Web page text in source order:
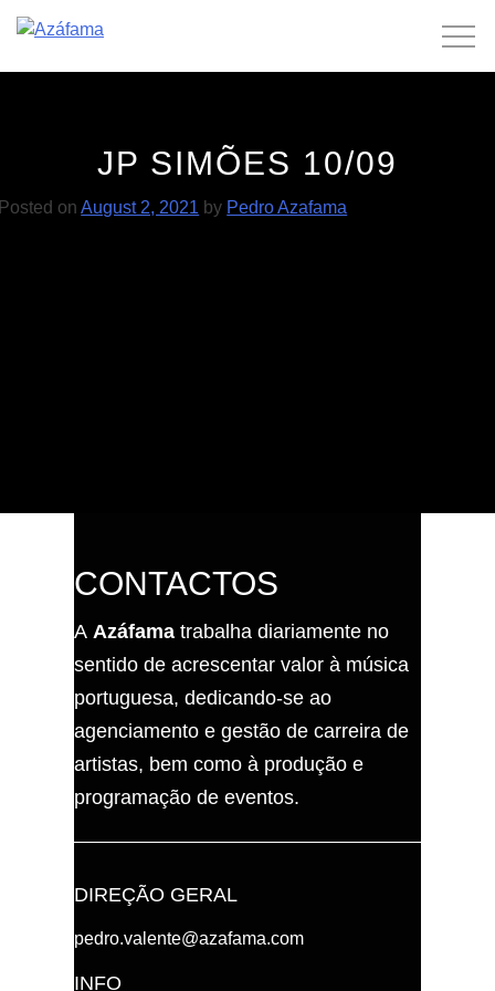
JP SIMÕES 10/09
onAugust 2, 2021 by Pedro Azafama
CONTACTOS
A Azáfama trabalha diariamente no
sentido de acrescentar valor à música
portuguesa, dedicando-se ao
agenciamento e gestão de carreira de
artistas, bem como à produção e
programação de eventos.
DIREÇÃO GERAL
pedro.valente@azafama.com
INFO